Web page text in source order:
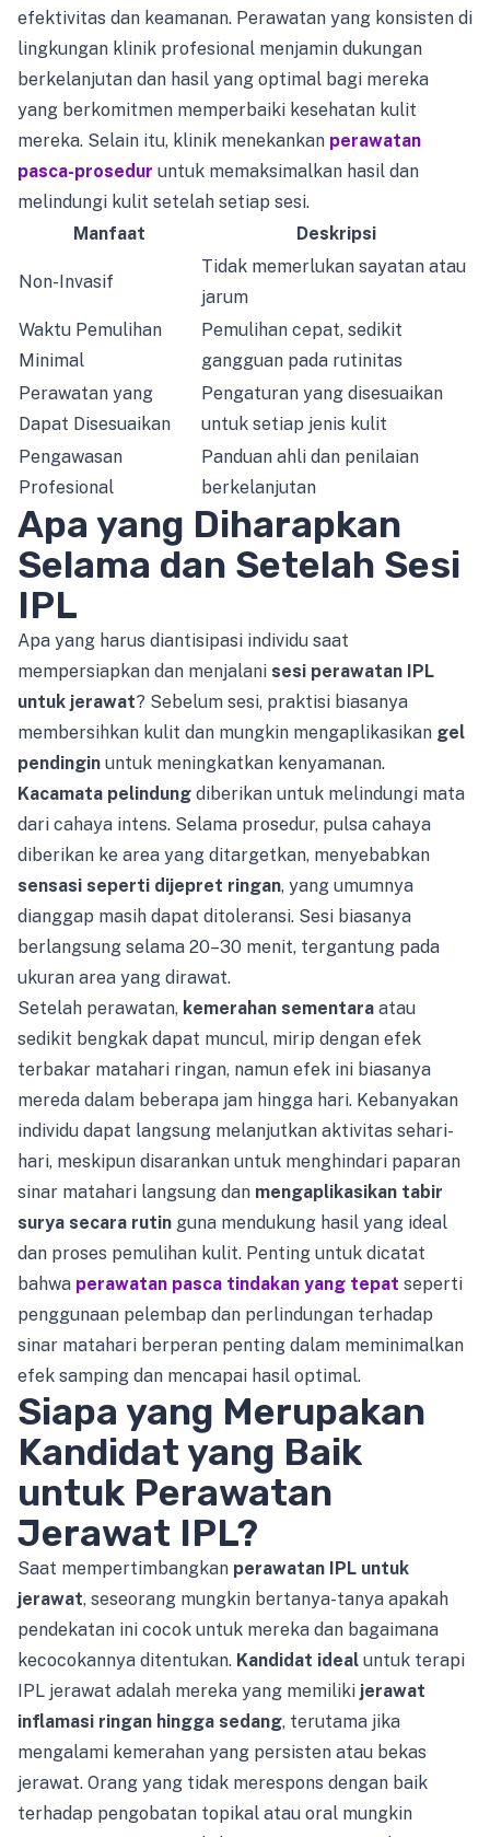
efektivitas dan keamanan. Perawatan yang konsisten di
lingkungan klinik profesional menjamin dukungan
berkelanjutan dan hasil yang optimal bagi mereka
yang berkomitmen memperbaiki kesehatan kulit
mereka. Selain itu, klinik menekankan perawatan
pasca-prosedur untuk memaksimalkan hasil dan
melindungi kulit setelah setiap sesi.
Manfaat
Deskripsi
Non-Invasif
Tidak memerlukan sayatan atau
jarum
Waktu Pemulihan
Minimal
Pemulihan cepat, sedikit
gangguan pada rutinitas
Perawatan yang
Dapat Disesuaikan
Pengaturan yang disesuaikan
untuk setiap jenis kulit
Pengawasan
Profesional
Panduan ahli dan penilaian
berkelanjutan
Apa yang Diharapkan
Selama dan Setelah Sesi
IPL
Apa yang harus diantisipasi individu saat
mempersiapkan dan menjalani sesi perawatan IPL
untuk jerawat? Sebelum sesi, praktisi biasanya
membersihkan kulit dan mungkin mengaplikasikan gel
pendingin untuk meningkatkan kenyamanan.
Kacamata pelindung diberikan untuk melindungi mata
dari cahaya intens. Selama prosedur, pulsa cahaya
diberikan ke area yang ditargetkan, menyebabkan
sensasi seperti dijepret ringan, yang umumnya
dianggap masih dapat ditoleransi. Sesi biasanya
berlangsung selama 20–30 menit, tergantung pada
ukuran area yang dirawat.
Setelah perawatan, kemerahan sementara atau
sedikit bengkak dapat muncul, mirip dengan efek
terbakar matahari ringan, namun efek ini biasanya
mereda dalam beberapa jam hingga hari. Kebanyakan
individu dapat langsung melanjutkan aktivitas sehari-
hari, meskipun disarankan untuk menghindari paparan
sinar matahari langsung dan mengaplikasikan tabir
surya secara rutin guna mendukung hasil yang ideal
dan proses pemulihan kulit. Penting untuk dicatat
bahwa perawatan pasca tindakan yang tepat seperti
penggunaan pelembap dan perlindungan terhadap
sinar matahari berperan penting dalam meminimalkan
efek samping dan mencapai hasil optimal.
Siapa yang Merupakan
Kandidat yang Baik
untuk Perawatan
Jerawat IPL?
Saat mempertimbangkan perawatan IPL untuk
jerawat, seseorang mungkin bertanya-tanya apakah
pendekatan ini cocok untuk mereka dan bagaimana
kecocokannya ditentukan. Kandidat ideal untuk terapi
IPL jerawat adalah mereka yang memiliki jerawat
inflamasi ringan hingga sedang, terutama jika
mengalami kemerahan yang persisten atau bekas
jerawat. Orang yang tidak merespons dengan baik
terhadap pengobatan topikal atau oral mungkin